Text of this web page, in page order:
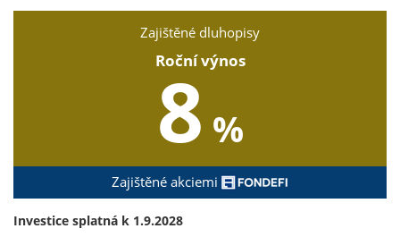
Zajištěné dluhopisy
Roční výnos
8 %
Zajištěné akciemi
Investice splatná k 1.9.2028